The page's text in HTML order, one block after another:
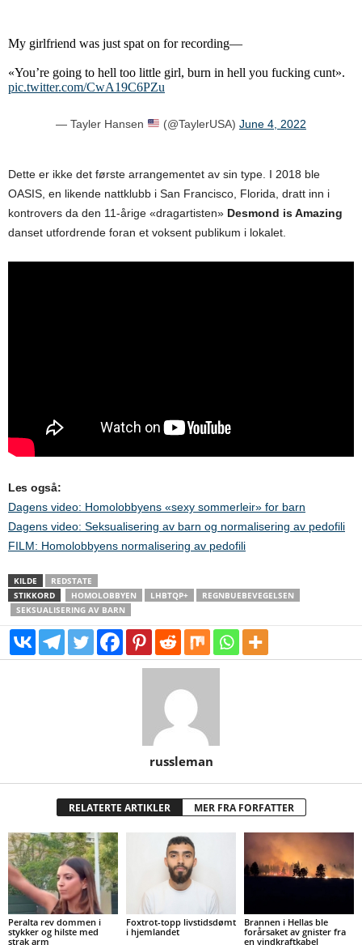
My girlfriend was just spat on for recording—
«You’re going to hell too little girl, burn in hell you fucking cunt».
pic.twitter.com/CwA19C6PZu
— Tayler Hansen (@TaylerUSA) June 4, 2022
Dette er ikke det første arrangementet av sin type. I 2018 ble
OASIS, en likende nattklubb i San Francisco, Florida, dratt inn i
kontrovers da den 11-årige «dragartisten» Desmond is Amazing
danset utfordrende foran et voksent publikum i lokalet.
Les også:
Dagens video: Homolobbyens «sexy sommerleir» for barn
Dagens video: Seksualisering av barn og normalisering av pedofili
FILM: Homolobbyens normalisering av pedofili
KILDE
REDSTATE
STIKKORD
HOMOLOBBYEN LHBTQP+
REGNBUEBEVEGELSEN
SEKSUALISERING AV BARN
russleman
RELATERTE ARTIKLER MER FRA FORFATTER
Peralta rev dommen i
stykker og hilste med
strak arm
Foxtrot-topp livstidsdømt
i hjemlandet
Brannen i Hellas ble
forårsaket av gnister fra
en vindkraftkabel